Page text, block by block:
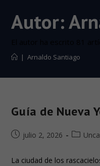
Autor:
| Arnaldo Santiago
Guía de Nueva
julio 2, 2026
La ciudad de los